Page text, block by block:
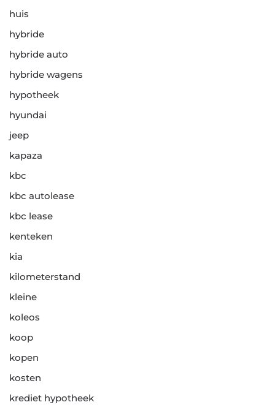
huis
hybride
hybride auto
hybride wagens
hypotheek
hyundai
jeep
kapaza
kbc
kbc autolease
kbc lease
kenteken
kia
kilometerstand
kleine
koleos
koop
kopen
kosten
krediet hypotheek